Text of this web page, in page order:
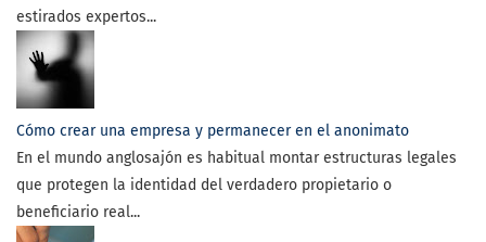
estirados expertos...
Cómo crear una empresa y permanecer en el anonimato
En el mundo anglosajón es habitual montar estructuras legales
que protegen la identidad del verdadero propietario o
beneficiario real...